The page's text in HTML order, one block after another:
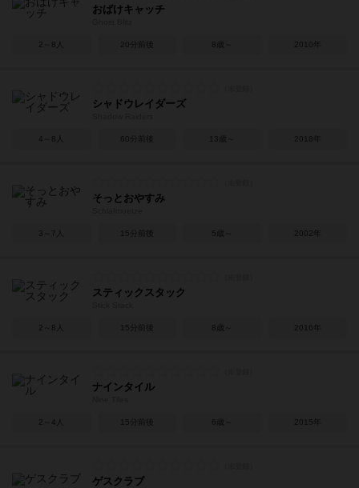
おばけキャッチ
2～8人 20分前後 8歳～ 2010年
シャドウレイダーズ
4～8人 60分前後 13歳～ 2018年
そっとおやすみ
3～7人 15分前後 5歳～ 2002年
スティックスタック
2～8人 15分前後 8歳～ 2016年
ナインタイル
2～4人 15分前後 6歳～ 2015年
ゲスクラブ